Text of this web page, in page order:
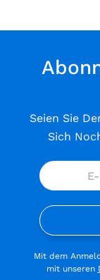
Seien Sie
Sich
Mit dem
mit unseren